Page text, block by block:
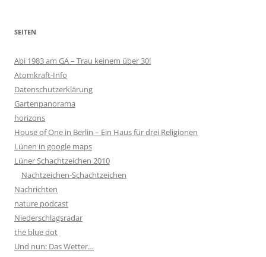
SEITEN
Abi 1983 am GA – Trau keinem über 30!
Atomkraft-Info
Datenschutzerklärung
Gartenpanorama
horizons
House of One in Berlin – Ein Haus für drei Religionen
Lünen in google maps
Lüner Schachtzeichen 2010
Nachtzeichen-Schachtzeichen
Nachrichten
nature podcast
Niederschlagsradar
the blue dot
Und nun: Das Wetter…